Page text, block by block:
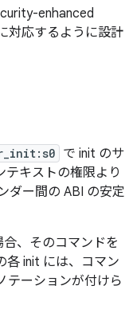
enhanced
対応するように設計
で init のサ
テキストの権限より
ダー間の ABI の安定
、そのコマンドを
各 init には、コマン
テーションが付けら